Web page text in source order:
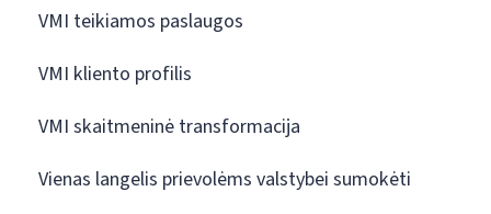
VMI teikiamos paslaugos
VMI kliento profilis
VMI skaitmeninė transformacija
Vienas langelis prievolėms valstybei sumokėti